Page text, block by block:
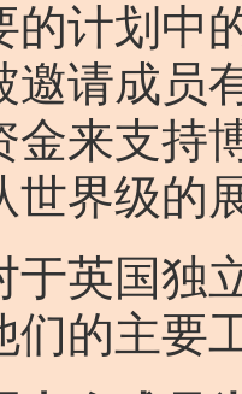
的计划中
邀请成员
金来支
世界级的
国独立
们的主要